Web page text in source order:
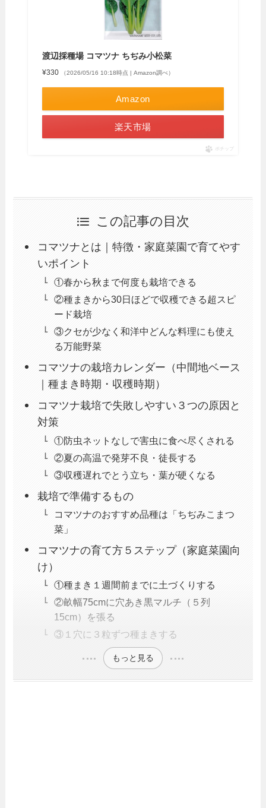
渡辺採種場 コマツナ ちぢみ小松菜
¥330 （2026/05/16 10:18時点 | Amazon調べ）
Amazon
楽天市場
ポチップ
この記事の目次
コマツナとは｜特徴・家庭菜園で育てやす
いポイント
①春から秋まで何度も栽培できる
②種まきから30日ほどで収穫できる超スピ
ード栽培
③クセが少なく和洋中どんな料理にも使え
る万能野菜
コマツナの栽培カレンダー（中間地ベース
｜種まき時期・収穫時期）
コマツナ栽培で失敗しやすい３つの原因と
対策
①防虫ネットなしで害虫に食べ尽くされる
②夏の高温で発芽不良・徒長する
③収穫遅れでとう立ち・葉が硬くなる
栽培で準備するもの
コマツナのおすすめ品種は「ちぢみこまつ
菜」
コマツナの育て方５ステップ（家庭菜園向
け）
①種まき１週間前までに土づくりする
②畝幅75cmに穴あき黒マルチ（５列
15cm）を張る
③１穴に３粒ずつ種まきする
もっと見る